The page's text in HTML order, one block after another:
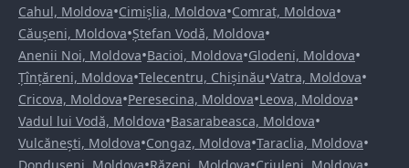
Cahul, Moldova•Cimișlia, Moldova•Comrat, Moldova•
Căușeni, Moldova•Ștefan Vodă, Moldova•
Anenii Noi, Moldova•Bacioi, Moldova•Glodeni, Moldova•
Țînțăreni, Moldova•Telecentru, Chișinău•Vatra, Moldova•
Cricova, Moldova•Peresecina, Moldova•Leova, Moldova•
Vadul lui Vodă, Moldova•Basarabeasca, Moldova•
Vulcănești, Moldova•Congaz, Moldova•Taraclia, Moldova•